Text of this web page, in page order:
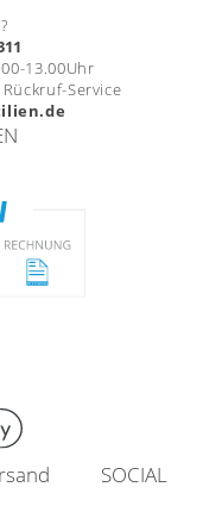
13.00Uhr
Service
SOCIAL